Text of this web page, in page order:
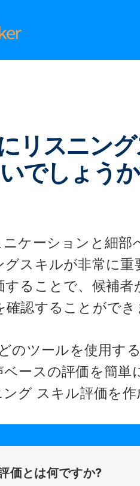
リスニン
でしょう
ケーションと細
スキルが非常に
ることで、候補
認することができ
のツールを使用す
ースの評価を簡
グ スキル評価を
価とは何ですか?